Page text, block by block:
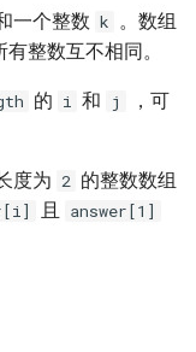
一个整数 k 。数组
整数互不相同。
的 i 和 j
，可
度为 2 的整数数组
且
answer[1]